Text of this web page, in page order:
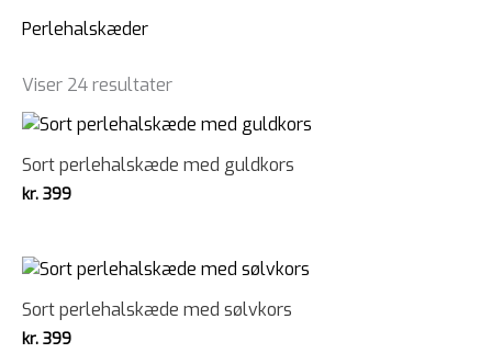
Perlehalskæder
Viser 24 resultater
Sort perlehalskæde med guldkors
kr. 399
Sort perlehalskæde med sølvkors
kr. 399